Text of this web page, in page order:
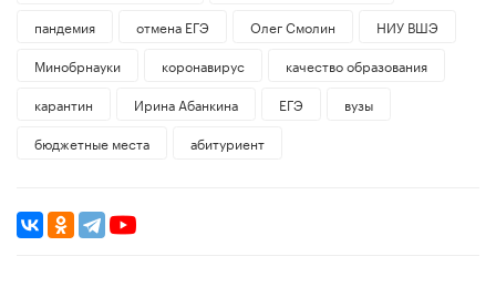
пандемия
отмена ЕГЭ Олег Смолин
НИУ ВШЭ
Минобрнауки
коронавирус
качество образования
карантин
Ирина Абанкина ЕГЭ
вузы
бюджетные места
абитуриент